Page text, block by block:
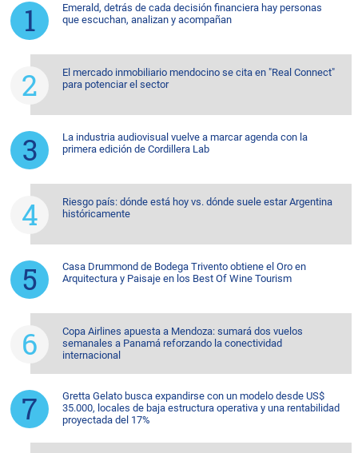
Emerald, detrás de cada decisión financiera hay personas
que escuchan, analizan y acompañan
El mercado inmobiliario mendocino se cita en "Real Connect"
para potenciar el sector
La industria audiovisual vuelve a marcar agenda con la
primera edición de Cordillera Lab
Riesgo país: dónde está hoy vs. dónde suele estar Argentina
históricamente
Casa Drummond de Bodega Trivento obtiene el Oro en
Arquitectura y Paisaje en los Best Of Wine Tourism
Copa Airlines apuesta a Mendoza: sumará dos vuelos
semanales a Panamá reforzando la conectividad
internacional
Gretta Gelato busca expandirse con un modelo desde US$
35.000, locales de baja estructura operativa y una rentabilidad
proyectada del 17%